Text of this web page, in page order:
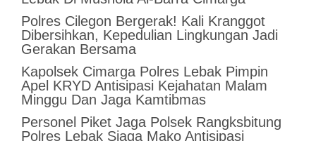
Polres Cilegon Bergerak! Kali Kranggot
Dibersihkan, Kepedulian Lingkungan Jadi
Gerakan Bersama
Kapolsek Cimarga Polres Lebak Pimpin
Apel KRYD Antisipasi Kejahatan Malam
Minggu Dan Jaga Kamtibmas
Personel Piket Jaga Polsek Rangksbitung
Polres Lebak Siaga Mako Antisipasi